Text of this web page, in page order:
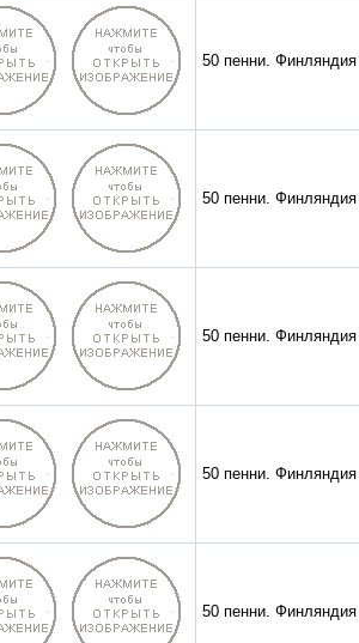
50 пенни. Финляндия
50 пенни. Финляндия
50 пенни. Финляндия
50 пенни. Финляндия
50 пенни. Финляндия